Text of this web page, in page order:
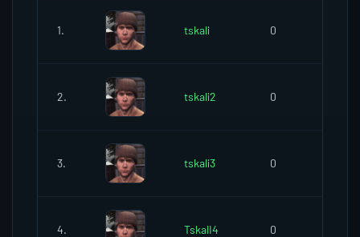
1. tskali 0
2. tskali2 0
3. tskali3 0
4. TskalI4 0